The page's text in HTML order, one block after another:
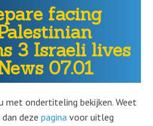
facing
3 Israeli lives
07.01
met ondertiteling bekijken. Weet
deze pagina voor uitleg